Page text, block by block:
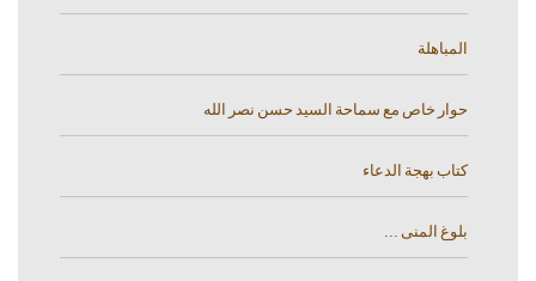
المباهلة
حوار خاص مع سماحة السيد حسن نصر الله
كتاب بهجة الدعاء
بلوغ المنى ...